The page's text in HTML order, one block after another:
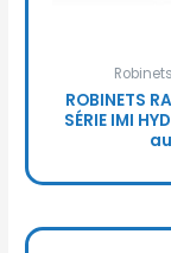
ROBINETS
SÉRIE IMI